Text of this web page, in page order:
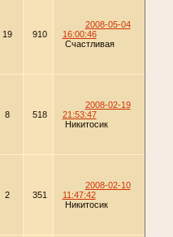
19 910
2008-05-04
16:00:46
Счастливая
8 518
2008-02-19
21:53:47
Никитосик
2
351
2008-02-10
11:47:42
Никитосик